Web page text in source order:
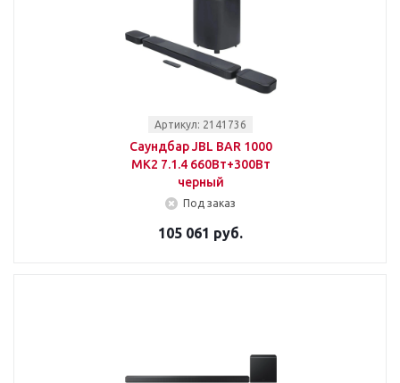
Артикул: 2141736
Саундбар JBL BAR 1000
MK2 7.1.4 660Вт+300Вт
черный
Под заказ
105 061 руб.